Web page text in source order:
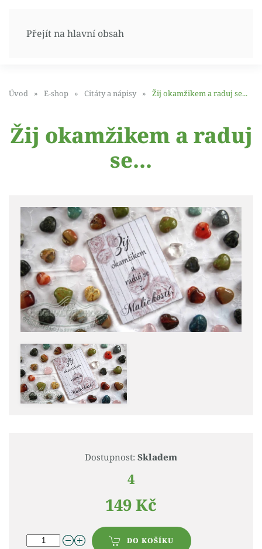
Přejít na hlavní obsah
Úvod E-shop Citáty a nápisy Žij okamžikem a raduj se...
Žij okamžikem a raduj
se...
Dostupnost: Skladem
4
149 Kč
DO KOŠÍKU